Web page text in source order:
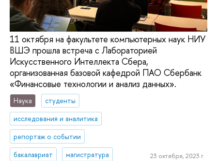
11 октября на факультете компьютерных наук НИУ
ВШЭ прошла встреча с Лабораторией
Искусственного Интеллекта Сбера,
организованная базовой кафедрой ПАО Сбербанк
«Финансовые технологии и анализ данных».
Наука
студенты
исследования и аналитика
репортаж о событии
бакалавриат
магистратура 23 октября, 2023 г.